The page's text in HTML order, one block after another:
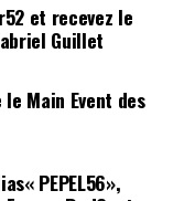
et recevez le
Guillet
Main Event des
PEPEL56»,